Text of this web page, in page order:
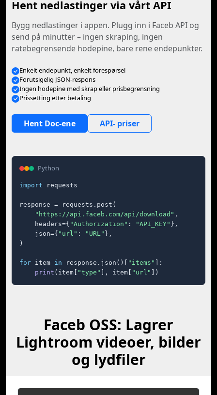
Hent nedlastinger via vårt API
Bygg nedlastinger i appen. Plugg inn i Faceb API og
send på minutter – ingen skraping, ingen
ratebegrensende hodepine, bare rene endepunkter.
Enkelt endepunkt, enkelt forespørsel
Forutsigelig JSON-respons
Ingen hodepine med skrap eller prisbegrensning
Prissetting etter betaling
Hent Doc-ene API- priser
Python
import requests
response = requests.post(
"https://api.faceb.com/api/download" ,
    headers={
"Authorization" : "API_KEY" },
    json={
"url" : "URL" },
)
for item in response.json()[ "items"
]:
print (item[ "type" ], item[ "url" ])
Faceb OSS: Lagrer
Lightroom videoer, bilder
og lydfiler